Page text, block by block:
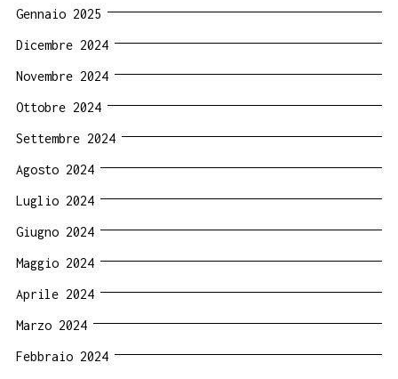
Gennaio 2025
Dicembre 2024
Novembre 2024
Ottobre 2024
Settembre 2024
Agosto 2024
Luglio 2024
Giugno 2024
Maggio 2024
Aprile 2024
Marzo 2024
Febbraio 2024